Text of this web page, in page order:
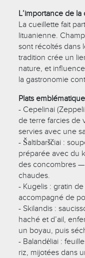
L’importance de
La cueillette fait
lituanienne.
sont récoltés dans
tradition crée un
nature, et
la gastronomie
Plats
- Cepelinai
de terre farcies de
servies avec une
- Šaltibarščiai :
préparée avec du
des concombres
chaudes.
- Kugelis : gratin
accompagné de
- Skilandis :
haché et d’ail,
un boyau, puis
- Balandėliai :
riz, mijotées dans